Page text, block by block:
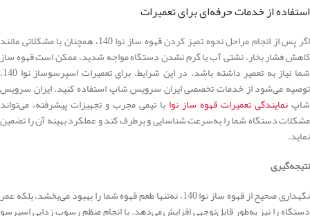
استفاده از خدمات حرفه‌ای برای تعمیرات
اگر پس از انجام مراحل نحوه تمیز کردن قهوه ساز نوا 140، همچنان با مشکلاتی مانند
کاهش فشار بخار، نشتی آب یا گرم نشدن دستگاه مواجه شدید، ممکن است قهوه ساز
شما نیاز به تعمیر داشته باشد. در این شرایط، برای تعمیرات اسپرسوساز نوا 140،
توصیه می‌شود از خدمات تخصصی ایران سرویس شاپ استفاده کنید. ایران سرویس
شاپنمایندگی تعمیرات قهوه ساز نوا با تیمی مجرب و تجهیزات پیشرفته، می‌تواند
مشکلات دستگاه شما را به‌سرعت شناسایی و برطرف کند و عملکرد بهینه آن را تضمین
نماید.
نتیجه‌گیری
نگهداری صحیح از قهوه ساز نوا 140، نه‌تنها طعم قهوه شما را بهبود می‌بخشد، بلکه عمر
دستگاه را نیز به‌طور قابل‌توجهی افزایش می‌دهد. با انجام منظم رسوب زدایی اسپرسو